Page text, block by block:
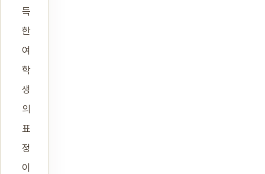
득
한
여
학
생
의
표
정
이